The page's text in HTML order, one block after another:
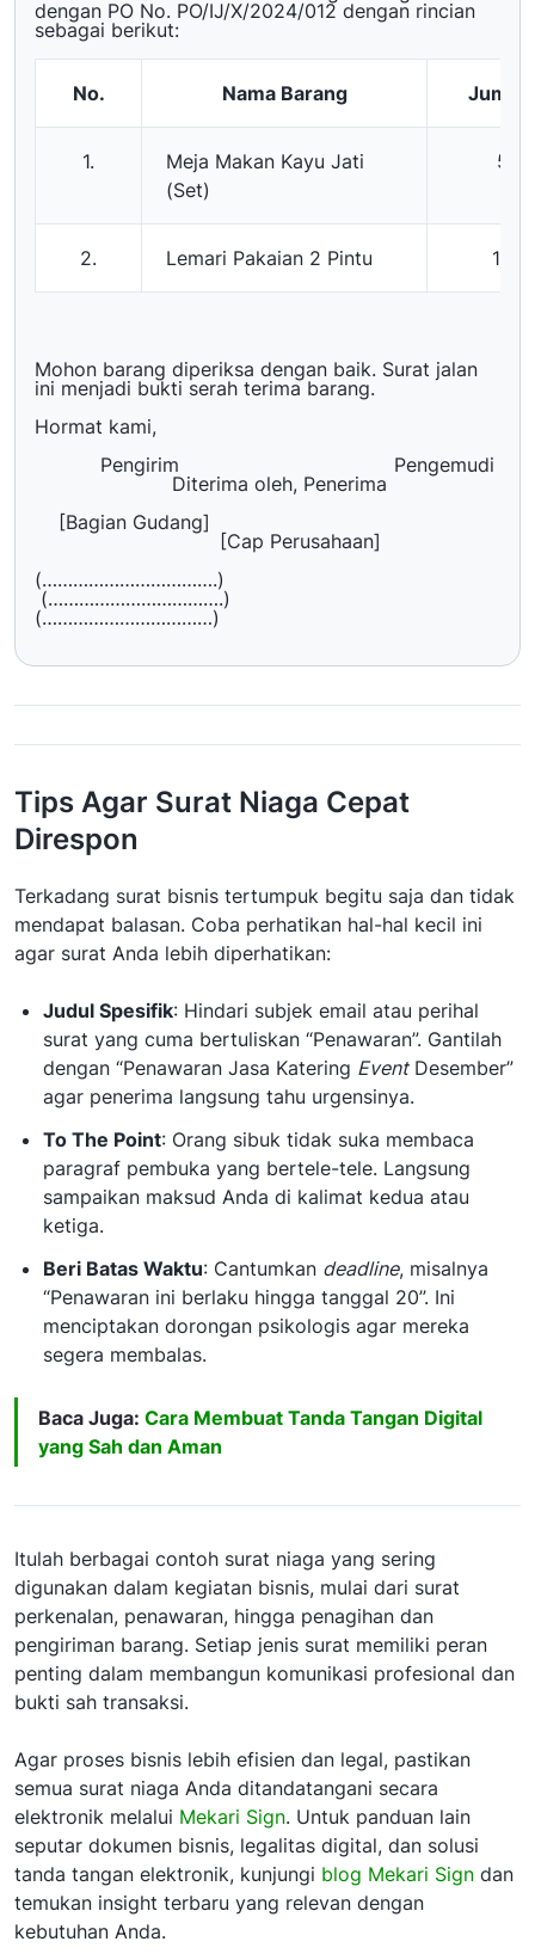
dengan PO No. PO/IJ/X/2024/012 dengan rincian
sebagai berikut:
No. Nama Barang Jumlah
1.
Meja Makan Kayu Jati
(Set)
5
2. Lemari Pakaian 2 Pintu 10
Mohon barang diperiksa dengan baik. Surat jalan
ini menjadi bukti serah terima barang.
Hormat kami,
Pengirim Pengemudi
Diterima oleh, Penerima
[Bagian Gudang]
[Cap Perusahaan]
(…………………………….)
(…………………………….)
(……………………………)
Tips Agar Surat Niaga Cepat
Direspon
Terkadang surat bisnis tertumpuk begitu saja dan tidak
mendapat balasan. Coba perhatikan hal-hal kecil ini
agar surat Anda lebih diperhatikan:
Judul Spesifik: Hindari subjek email atau perihal
surat yang cuma bertuliskan “Penawaran”. Gantilah
dengan “Penawaran Jasa Katering EventDesember”
agar penerima langsung tahu urgensinya.
To The Point: Orang sibuk tidak suka membaca
paragraf pembuka yang bertele-tele. Langsung
sampaikan maksud Anda di kalimat kedua atau
ketiga.
Beri Batas Waktu: Cantumkan deadline, misalnya
“Penawaran ini berlaku hingga tanggal 20”. Ini
menciptakan dorongan psikologis agar mereka
segera membalas.
Baca Juga: Cara Membuat Tanda Tangan Digital
yang Sah dan Aman
Itulah berbagai contoh surat niaga yang sering
digunakan dalam kegiatan bisnis, mulai dari surat
perkenalan, penawaran, hingga penagihan dan
pengiriman barang. Setiap jenis surat memiliki peran
penting dalam membangun komunikasi profesional dan
bukti sah transaksi.
Agar proses bisnis lebih efisien dan legal, pastikan
semua surat niaga Anda ditandatangani secara
elektronik melalui Mekari Sign. Untuk panduan lain
seputar dokumen bisnis, legalitas digital, dan solusi
tanda tangan elektronik, kunjungi blog Mekari Sign dan
temukan insight terbaru yang relevan dengan
kebutuhan Anda.